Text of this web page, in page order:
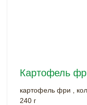
Картофель
картофель фри ,
240 г